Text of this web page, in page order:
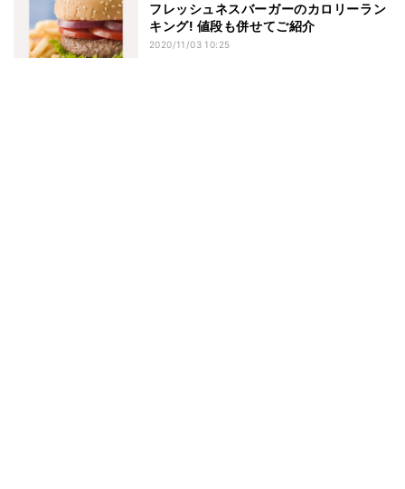
フレッシュネスバーガーのカロリーラン
キング! 値段も併せてご紹介
2020/11/03 10:25